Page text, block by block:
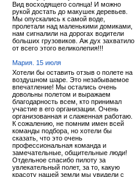
Вид восходящего солнца! И можно
рукой достать до макушек деревьев.
Мы опускались к самой воде,
пролетали над маленькими домиками,
нам сигналили на дорогах водители
больших грузовиков. Аж дух захватило
от всего этого великолепия!!!
Мария. 15 июля
Хотели бы оставить отзыв о полете на
воздушном шаре. Это незабываемое
впечатление! Мы остались очень
довольны полетом и выражаем
благодарность всем, кто принимал
участие в его организации. Очень
организованная и слаженная работаю.
К сожалению, не помним имен всей
команды подбора, но хотели бы
сказать, что это очень
профессиональная команда и
замечательные, общительные люди!
Отдельное спасибо пилоту за
увлекательный полет, за то, какую
красоту нашей земли мы увидели с